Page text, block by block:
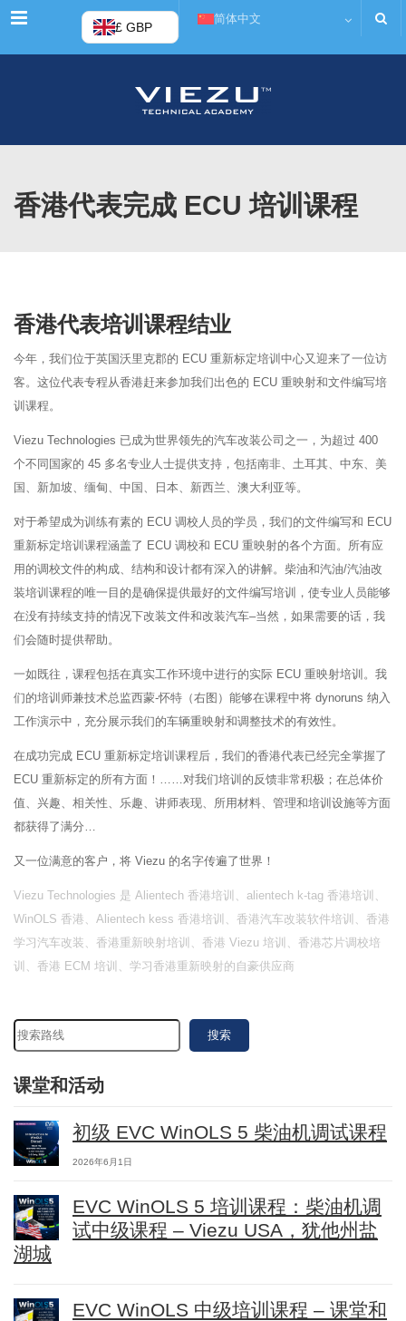
菜单 £ GBP
简体中文
香港代表完成 ECU 培训课程
香港代表培训课程结业
今年，我们位于英国沃里克郡的 ECU 重新标定培训中心又迎来了一位访
客。这位代表专程从香港赶来参加我们出色的 ECU 重映射和文件编写培
训课程。
Viezu Technologies 已成为世界领先的汽车改装公司之一，为超过 400
个不同国家的 45 多名专业人士提供支持，包括南非、土耳其、中东、美
国、新加坡、缅甸、中国、日本、新西兰、澳大利亚等。
对于希望成为训练有素的 ECU 调校人员的学员，我们的文件编写和 ECU
重新标定培训课程涵盖了 ECU 调校和 ECU 重映射的各个方面。所有应
用的调校文件的构成、结构和设计都有深入的讲解。柴油和汽油/汽油改
装培训课程的唯一目的是确保提供最好的文件编写培训，使专业人员能够
在没有持续支持的情况下改装文件和改装汽车–当然，如果需要的话，我
们会随时提供帮助。
一如既往，课程包括在真实工作环境中进行的实际 ECU 重映射培训。我
们的培训师兼技术总监西蒙-怀特（右图）能够在课程中将 dynoruns 纳入
工作演示中，充分展示我们的车辆重映射和调整技术的有效性。
在成功完成 ECU 重新标定培训课程后，我们的香港代表已经完全掌握了
ECU 重新标定的所有方面！……对我们培训的反馈非常积极；在总体价
值、兴趣、相关性、乐趣、讲师表现、所用材料、管理和培训设施等方面
都获得了满分…
又一位满意的客户，将 Viezu 的名字传遍了世界！
Viezu Technologies 是 Alientech 香港培训、alientech k-tag 香港培训、
WinOLS 香港、Alientech kess 香港培训、香港汽车改装软件培训、香港
学习汽车改装、香港重新映射培训、香港 Viezu 培训、香港芯片调校培
训、香港 ECM 培训、学习香港重新映射的自豪供应商
搜索
课堂和活动
初级 EVC WinOLS 5 柴油机调试课程
2026年6月1日
EVC WinOLS 5 培训课程：柴油机调
试中级课程 – Viezu USA，犹他州盐
湖城
EVC WinOLS 中级培训课程 – 课堂和